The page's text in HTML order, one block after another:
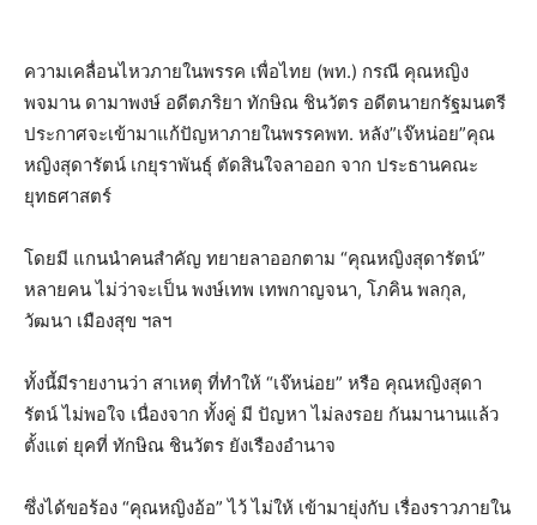
ความเคลื่อนไหวภายในพรรค เพื่อไทย (พท.) กรณี คุณหญิง
พจมาน ดามาพงษ์ อดีตภริยา ทักษิณ ชินวัตร อดีตนายกรัฐมนตรี
ประกาศจะเข้ามาแก้ปัญหาภายในพรรคพท. หลัง”เจ๊หน่อย”คุณ
หญิงสุดารัตน์ เกยุราพันธุ์ ตัดสินใจลาออก จาก ประธานคณะ
ยุทธศาสตร์
โดยมี แกนนำคนสำคัญ ทยายลาออกตาม “คุณหญิงสุดารัตน์”
หลายคน ไม่ว่าจะเป็น พงษ์เทพ เทพกาญจนา, โภคิน พลกุล,
วัฒนา เมืองสุข ฯลฯ
ทั้งนี้มีรายงานว่า สาเหตุ ที่ทำให้ “เจ๊หน่อย” หรือ คุณหญิงสุดา
รัตน์ ไม่พอใจ เนื่องจาก ทั้งคู่ มี ปัญหา ไม่ลงรอย กันมานานแล้ว
ตั้งแต่ ยุคที่ ทักษิณ ชินวัตร ยังเรืองอำนาจ
ซึ่งได้ขอร้อง “คุณหญิงอ้อ” ไว้ ไม่ให้ เข้ามายุ่งกับ เรื่องราวภายใน